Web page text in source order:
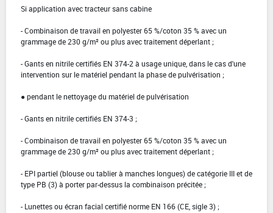
Si application avec tracteur sans cabine
- Combinaison de travail en polyester 65 %/coton 35 % avec un
grammage de 230 g/m² ou plus avec traitement déperlant ;
- Gants en nitrile certifiés EN 374-2 à usage unique, dans le cas d'une
intervention sur le matériel pendant la phase de pulvérisation ;
● pendant le nettoyage du matériel de pulvérisation
- Gants en nitrile certifiés EN 374-3 ;
- Combinaison de travail en polyester 65 %/coton 35 % avec un
grammage de 230 g/m² ou plus avec traitement déperlant ;
- EPI partiel (blouse ou tablier à manches longues) de catégorie III et de
type PB (3) à porter par-dessus la combinaison précitée ;
- Lunettes ou écran facial certifié norme EN 166 (CE, sigle 3) ;